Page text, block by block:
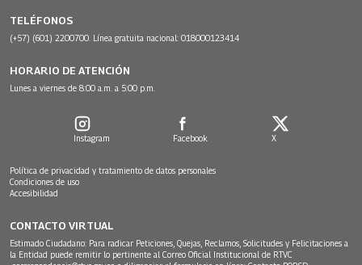
TELÉFONOS
(+57) (601) 2200700. Línea gratuita nacional: 018000123414
HORARIO DE ATENCIÓN
Lunes a viernes de 8:00 a.m. a 5:00 p.m.
Instagram Facebook X
Política de privacidad y tratamiento de datos personales
Condiciones de uso
Accesibilidad
CONTACTO VIRTUAL
Estimado Ciudadano: Para radicar Peticiones, Quejas, Reclamos, Solicitudes y Felicitaciones a
la Entidad puede remitir lo pertinente al Correo Oficial Institucional de RTVC